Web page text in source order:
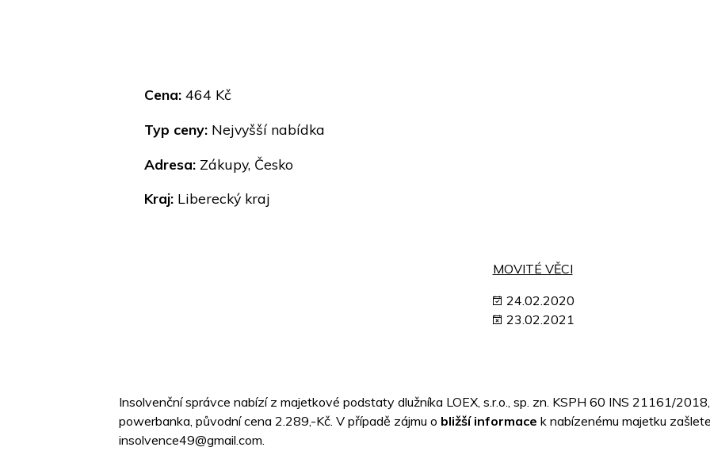
Cena: 464 Kč
Typ ceny: Nejvyšší nabídka
Adresa: Zákupy, Česko
Kraj: Liberecký kraj
MOVITÉ VĚCI
24.02.2020
23.02.2021
Insolvenční správce nabízí z majetkové podstaty dlužníka LOEX, s.r.o., sp. zn. KSPH 60 INS 21161/
powerbanka, původní cena 2.289,-Kč. V případě zájmu o bližší informace k nabízenému majetku
insolvence49@gmail.com.